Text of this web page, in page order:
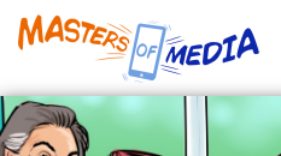
Terug naar